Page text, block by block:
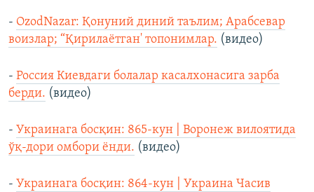
- OzodNazar: Қонуний диний таълим; Арабсевар
воизлар; “Қирилаётган' топонимлар. (видео)
- Россия Киевдаги болалар касалхонасига зарба
берди. (видео)
- Украинага босқин: 865-кун | Воронеж вилоятида
ўқ-дори омбори ёнди. (видео)
- Украинага босқин: 864-кун | Украина Часив